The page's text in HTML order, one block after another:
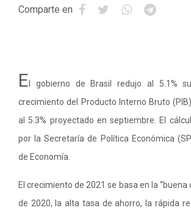
Comparte en
E l gobierno de Brasil redujo al 5.1%
crecimiento del Producto Interno Bruto
al 5.3% proyectado en septiembre. El
por la Secretaría de Política Económica
de Economía.
El crecimiento de 2021 se basa en la
de 2020, la alta tasa de ahorro, la rápida